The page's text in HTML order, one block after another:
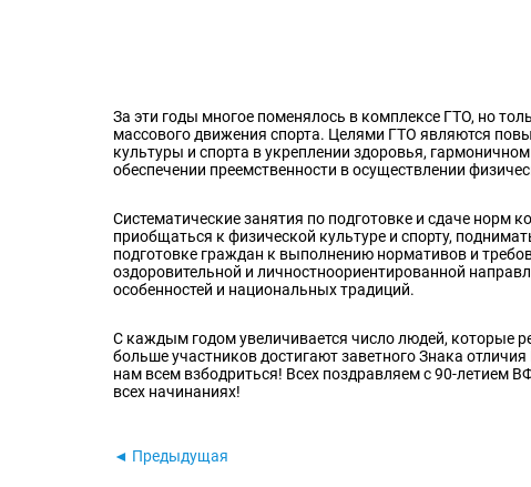
За эти годы многое поменялось в комплексе ГТО, но
массового движения спорта. Целями ГТО являются
культуры и спорта в укреплении здоровья,
обеспечении преемственности в осуществлении
Систематические занятия по подготовке и сдаче норм
приобщаться к физической культуре и спорту,
подготовке граждан к выполнению нормативов и
оздоровительной и личностно­ориентированной
особенностей и национальных традиций.
С каждым годом увеличивается число людей, которые
больше участников достигают заветного Знака
нам всем взбодриться! Всех поздравляем с 90-летием
всех начинаниях!
◄ Предыдущая